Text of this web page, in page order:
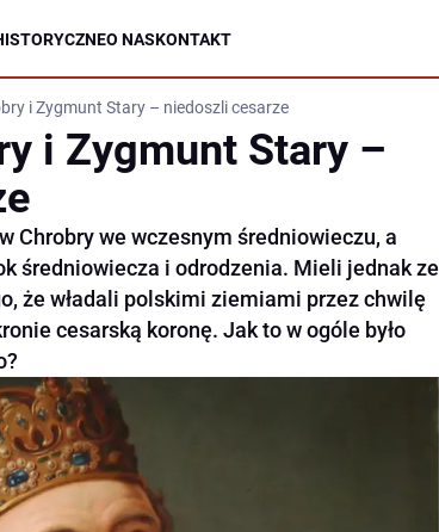
O NASKONTAKT
i Zygmunt Stary – niedoszli cesarze
i Zygmunt Stary –
Chrobry we wczesnym średniowieczu, a
średniowiecza i odrodzenia. Mieli jednak ze
że władali polskimi ziemiami przez chwilę
cesarską koronę. Jak to w ogóle było